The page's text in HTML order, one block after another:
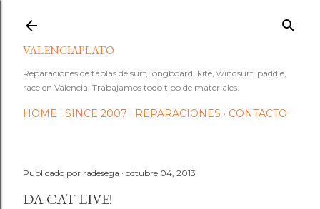
VALENCIAPLATO
Reparaciones de tablas de surf, longboard, kite, windsurf, paddle,
race en Valencia. Trabajamos todo tipo de materiales.
HOME SINCE 2007 REPARACIONES CONTACTO
Publicado por radesega octubre 04, 2013
DA CAT LIVE!